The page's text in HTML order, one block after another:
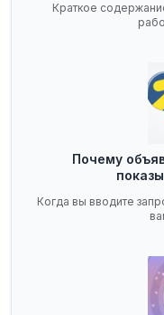
Краткое
Почему
Когда вы вводите